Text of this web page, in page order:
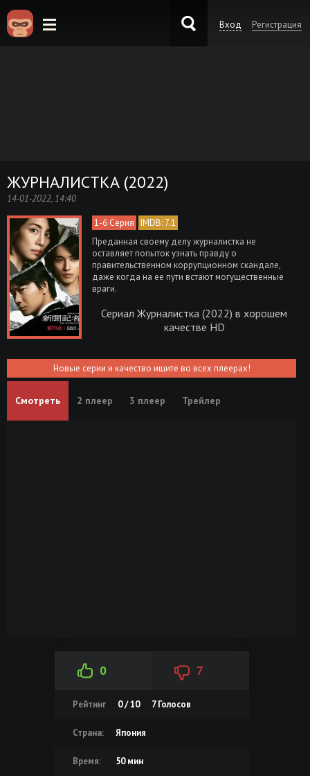
Вход Регистрация
ЖУРНАЛИСТКА (2022)
14-01-2022, 14:40
1-6 Серия IMDB: 7.1
Преданная своему делу журналистка не
оставляет попыток узнать правду о
правительственном коррупционном скандале,
даже когда на ее пути встают могущественные
враги.
Сериал Журналистка (2022) в хорошем
качестве HD
Новые серии и качество ищите во всех плеерах!
Смотреть 2 плеер 3 плеер Трейлер
0 7
Рейтинг 0 / 10 7Голосов
Страна: Япония
Время: 50 мин